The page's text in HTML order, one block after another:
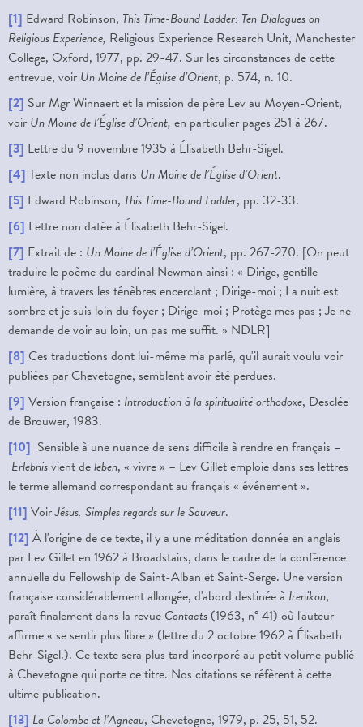
[1] Edward Robinson, This Time-Bound Ladder: Ten Dialogues on
Religious Experience, Religious Experience Research Unit, Manchester
College, Oxford, 1977, pp. 29-47. Sur les circonstances de cette
entrevue, voir Un Moine de l’Église d’Orient, p. 574, n. 10.
[2] Sur Mgr Winnaert et la mission de père Lev au Moyen-Orient,
voir Un Moine de l’Église d’Orient, en particulier pages 251 à 267.
[3] Lettre du 9 novembre 1935 à Élisabeth Behr-Sigel.
[4] Texte non inclus dans Un Moine de l’Église d’Orient.
[5] Edward Robinson, This Time-Bound Ladder, pp. 32-33.
[6] Lettre non datée à Élisabeth Behr-Sigel.
[7] Extrait de : Un Moine de l’Église d’Orient, pp. 267-270. [On peut
traduire le poème du cardinal Newman ainsi : « Dirige, gentille
lumière, à travers les ténèbres encerclant ; Dirige-moi ; La nuit est
sombre et je suis loin du foyer ; Dirige-moi ; Protège mes pas ; Je ne
demande de voir au loin, un pas me suffit. » NDLR]
[8] Ces traductions dont lui-même m'a parlé, qu'il aurait voulu voir
publiées par Chevetogne, semblent avoir été perdues.
[9] Version française : Introduction à la spiritualité orthodoxe, Desclée
de Brouwer, 1983.
[10] Sensible à une nuance de sens difficile à rendre en français –
Erlebnisvient deleben, « vivre » – Lev Gillet emploie dans ses lettres
le terme allemand correspondant au français « événement ».
[11] VoirJésus. Simples regards sur le Sauveur.
[12] À l'origine de ce texte, il y a une méditation donnée en anglais
par Lev Gillet en 1962 à Broadstairs, dans le cadre de la conférence
annuelle du Fellowship de Saint-Alban et Saint-Serge. Une version
française considérablement allongée, d'abord destinée à Irenikon,
paraît finalement dans la revue Contacts (1963, n° 41) où l'auteur
affirme « se sentir plus libre » (lettre du 2 octobre 1962 à Élisabeth
Behr-Sigel.). Ce texte sera plus tard incorporé au petit volume publié
à Chevetogne qui porte ce titre. Nos citations se réfèrent à cette
ultime publication.
[13] La Colombe et l’Agneau, Chevetogne, 1979, p. 25, 51, 52.